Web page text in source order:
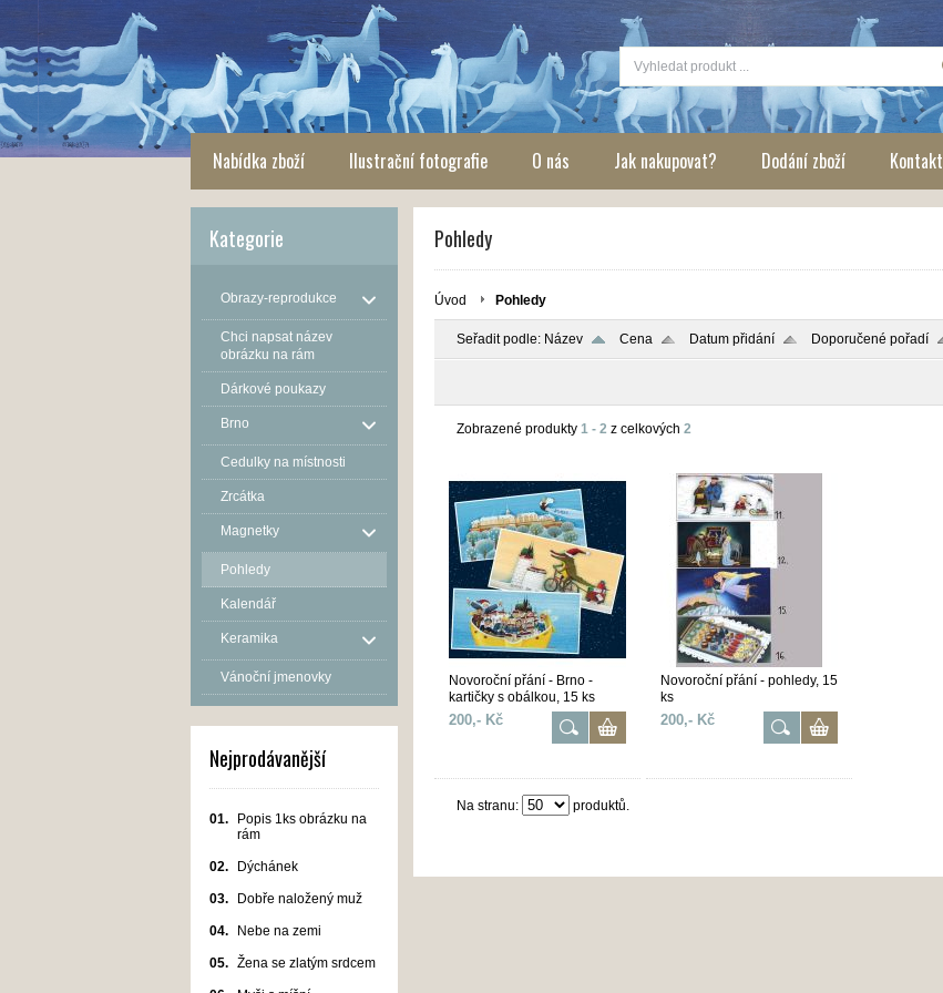
Nabídka zboží Ilustrační fotografie O nás Jak nakupovat? Dodání zboží Kontakt
Kategorie
Obrazy-reprodukce
Chci napsat název
obrázku na rám
Dárkové poukazy
Brno
Cedulky na místnosti
Zrcátka
Magnetky
Pohledy
Kalendář
Keramika
Vánoční jmenovky
Nejprodávanější
01.
Popis 1ks obrázku na
rám
02. Dýchánek
03. Dobře naložený muž
04. Nebe na zemi
05. Žena se zlatým srdcem
Pohledy
Úvod Pohledy
Seřadit podle: Název Cena Datum přidání Doporučené pořadí
Zobrazené produkty 1 - 2 z celkových 2
Novoroční přání - Brno -
kartičky s obálkou, 15 ks
200,- Kč
Novoroční přání - pohledy, 15
ks
200,- Kč
Na stranu: produktů.